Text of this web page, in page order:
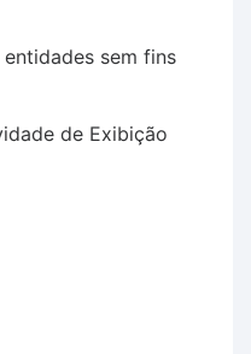
sem fins
de Exibição